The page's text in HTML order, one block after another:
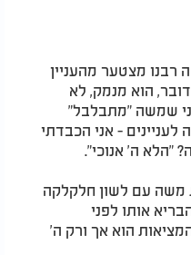
מצטער מהעניין
הוא מנמק, לא
שמשה "מתבלבל"
- אני הכבדתי
"הלא ה' אנוכי".
משה עם לשון חלקלקה
אותו לפני
הוא אך ורק ה'